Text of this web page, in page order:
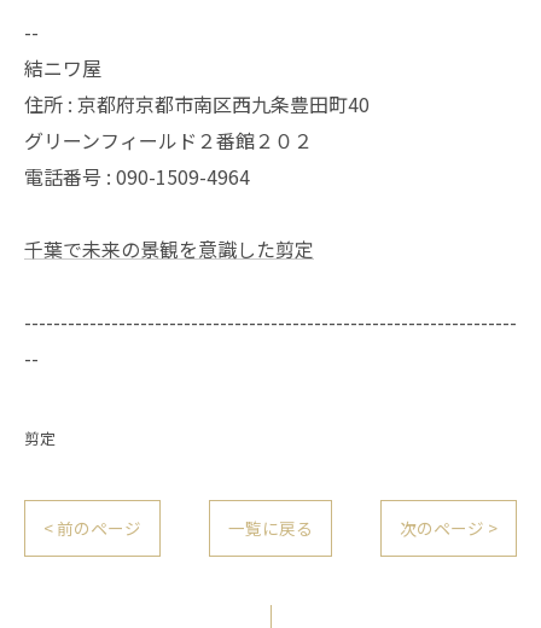
--
結ニワ屋
住所 : 京都府京都市南区西九条豊田町40
グリーンフィールド２番館２０２
電話番号 : 090-1509-4964
千葉で未来の景観を意識した剪定
--------------------------------------------------------------------
--
剪定
< 前のページ 一覧に戻る 次のページ >